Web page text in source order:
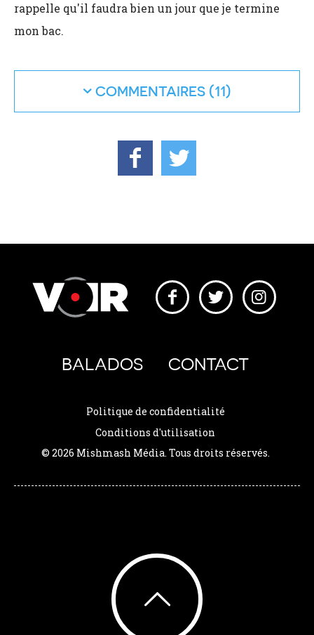
rappelle qu'il faudra bien un jour que je termine
mon bac.
COMMENTAIRES
BALADOS CONTACT
Politique de confidentialité
Conditions d'utilisation
© 2026 Mishmash Média. Tous droits réservés.